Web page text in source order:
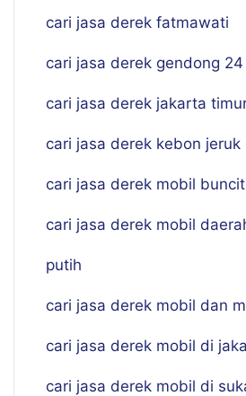
cari jasa derek fatmawati
cari jasa derek gendong 24
cari jasa derek jakarta
cari jasa derek kebon jeruk
cari jasa derek mobil
cari jasa derek mobil
putih
cari jasa derek mobil dan
cari jasa derek mobil di
cari jasa derek mobil di